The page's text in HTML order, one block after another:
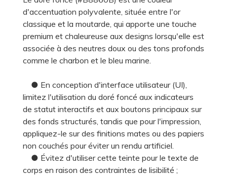
d'accentuation polyvalente, située entre l'or
classique et la moutarde, qui apporte une touche
premium et chaleureuse aux designs lorsqu'elle est
associée à des neutres doux ou des tons profonds
comme le charbon et le bleu marine.
● En conception d'interface utilisateur (UI),
limitez l'utilisation du doré foncé aux indicateurs
de statut interactifs et aux boutons principaux sur
des fonds structurés, tandis que pour l'impression,
appliquez-le sur des finitions mates ou des papiers
non couchés pour éviter un rendu artificiel.
● Évitez d'utiliser cette teinte pour le texte de
corps en raison des contraintes de lisibilité ;